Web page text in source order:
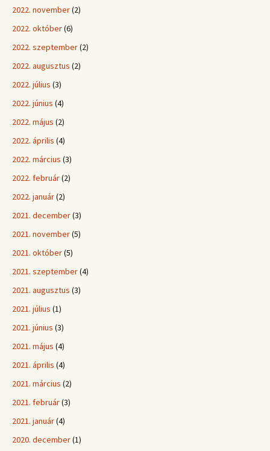
2022. november(2)
2022. október(6)
2022. szeptember(2)
2022. augusztus (2)
2022. július (3)
2022. június (4)
2022. május (2)
2022. április (4)
2022. március (3)
2022. február(2)
2022. január(2)
2021. december(3)
2021. november(5)
2021. október(5)
2021. szeptember(4)
2021. augusztus (3)
2021. július (1)
2021. június (3)
2021. május (4)
2021. április (4)
2021. március (2)
2021. február(3)
2021. január(4)
2020. december(1)